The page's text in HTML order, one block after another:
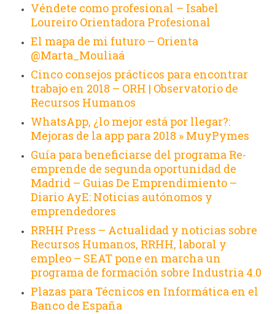
Véndete como profesional – Isabel
Loureiro Orientadora Profesional
El mapa de mi futuro – Orienta
@Marta_Mouliaá
Cinco consejos prácticos para encontrar
trabajo en 2018 – ORH | Observatorio de
Recursos Humanos
WhatsApp, ¿lo mejor está por llegar?:
Mejoras de la app para 2018 » MuyPymes
Guía para beneficiarse del programa Re-
emprende de segunda oportunidad de
Madrid – Guias De Emprendimiento –
Diario AyE: Noticias autónomos y
emprendedores
RRHH Press – Actualidad y noticias sobre
Recursos Humanos, RRHH, laboral y
empleo – SEAT pone en marcha un
programa de formación sobre Industria 4.0
Plazas para Técnicos en Informática en el
Banco de España